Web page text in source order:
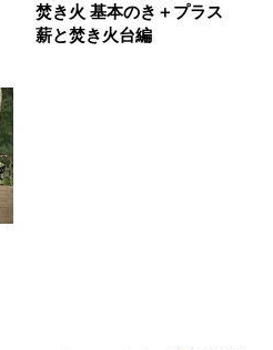
焚き火 基本のき＋プラス
薪と焚き火台編